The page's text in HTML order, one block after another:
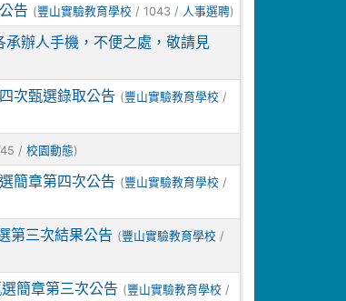
告 (豐山實驗教育學校 / 1043 / 人事選聘)
辦人手機，不便之處，敬請見
次甄選錄取公告 (豐山實驗教育學校 /
/ 校園動態)
簡章第四次公告 (豐山實驗教育學校 /
第三次結果公告 (豐山實驗教育學校 /
簡章第三次公告 (豐山實驗教育學校 /